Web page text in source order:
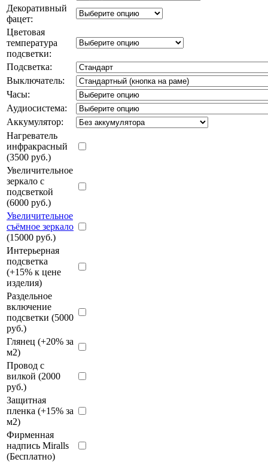
Декоративный
фацет:
Цветовая
температура
подсветки:
Подсветка:
Выключатель:
Часы:
Аудиосистема:
Аккумулятор:
Нагреватель
инфракрасный
(3500 руб.)
Увеличительное
зеркало с
подсветкой
(6000 руб.)
Увеличительное
съёмное зеркало
(15000 руб.)
Интерьерная
подсветка
(+15% к цене
изделия)
Раздельное
включение
подсветки (5000
руб.)
Глянец (+20% за
м2)
Провод с
вилкой (2000
руб.)
Защитная
пленка (+15% за
м2)
Фирменная
надпись Miralls
(Бесплатно)